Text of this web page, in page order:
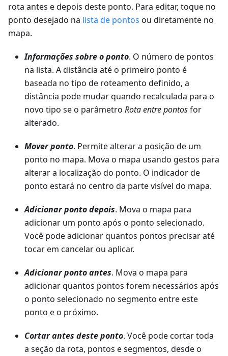
rota antes e depois deste ponto. Para editar, toque no
ponto desejado na lista de pontos ou diretamente no
mapa.
Informações sobre o ponto. O número de pontos
na lista. A distância até o primeiro ponto é
baseada no tipo de roteamento definido, a
distância pode mudar quando recalculada para o
novo tipo se o parâmetro Rota entre pontosfor
alterado.
Mover ponto. Permite alterar a posição de um
ponto no mapa. Mova o mapa usando gestos para
alterar a localização do ponto. O indicador de
ponto estará no centro da parte visível do mapa.
Adicionar ponto depois. Mova o mapa para
adicionar um ponto após o ponto selecionado.
Você pode adicionar quantos pontos precisar até
tocar em cancelar ou aplicar.
Adicionar ponto antes. Mova o mapa para
adicionar quantos pontos forem necessários após
o ponto selecionado no segmento entre este
ponto e o próximo.
Cortar antes deste ponto. Você pode cortar toda
a seção da rota, pontos e segmentos, desde o